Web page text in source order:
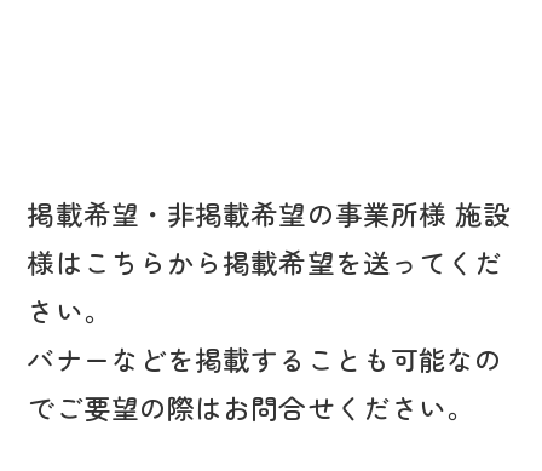
掲載希望・非掲載希望の事業所様 施設
様はこちらから掲載希望を送ってくだ
さい。
バナーなどを掲載することも可能なの
でご要望の際はお問合せください。